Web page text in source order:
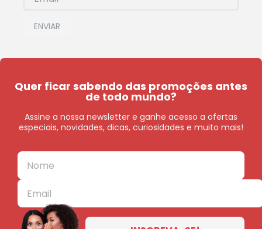
ENVIAR
Quer ficar sabendo das promoções antes
de todo mundo?
Assine a nossa newsletter e ganhe acesso a ofertas
especiais, novidades, dicas, curiosidades e muito mais!